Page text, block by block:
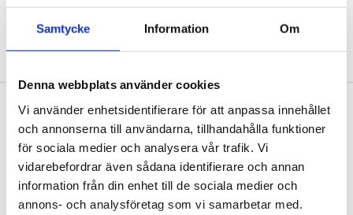
Samtycke Information Om
Denna webbplats använder cookies
Vi använder enhetsidentifierare för att anpassa innehållet
och annonserna till användarna, tillhandahålla funktioner
för sociala medier och analysera vår trafik. Vi
vidarebefordrar även sådana identifierare och annan
information från din enhet till de sociala medier och
annons- och analysföretag som vi samarbetar med.
Footer
Contact us
Welcome to Tengbom! Whatever your question or
enquiry, we look forward to hearing from you.